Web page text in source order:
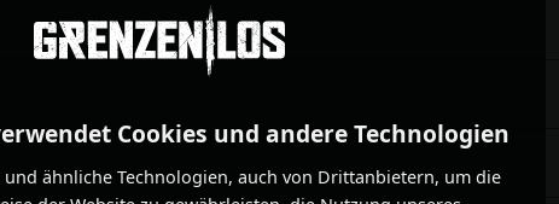
Cookies und andere Technologien
und ähnliche Technologien, auch von Drittanbietern, um die